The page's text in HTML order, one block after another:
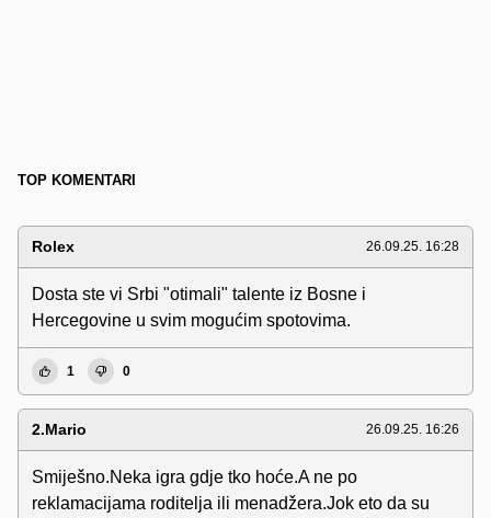
TOP KOMENTARI
Rolex 26.09.25. 16:28
Dosta ste vi Srbi "otimali" talente iz Bosne i
Hercegovine u svim mogućim spotovima.
1 0
2.Mario 26.09.25. 16:26
Smiješno.Neka igra gdje tko hoće.A ne po
reklamacijama roditelja ili menadžera.Jok eto da su